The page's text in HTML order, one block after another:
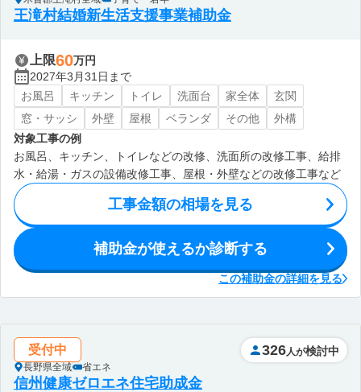
王滝村結婚新生活支援事業補助金
上限60万円
2027年3月31日まで
お風呂
キッチン トイレ 洗面台 家全体
玄関
窓・サッシ
外壁 屋根 ベランダ その他
外構
対象工事の例
お風呂、キッチン、トイレなどの改修、洗面所の改修工事、給排
水・給湯・ガスの設備改修工事、屋根・外壁などの改修工事など
工事金額の相場を見る
補助金が使えるか診断する
この補助金の詳細を見る
受付中
長野県全域 省エネ
326 人が検討中
信州健康ゼロエネ住宅助成金